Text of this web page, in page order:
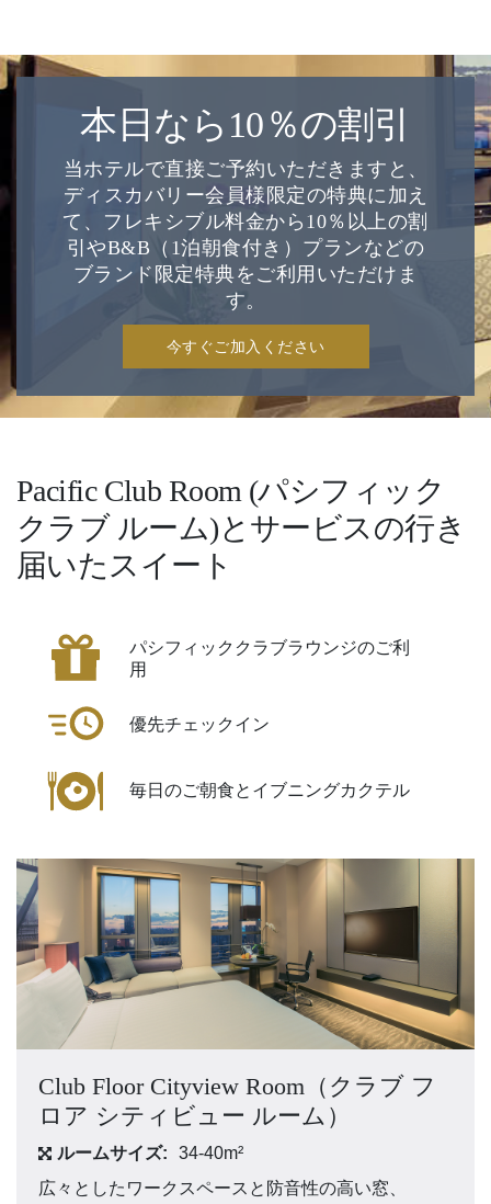
本日なら10％の割引
当ホテルで直接ご予約いただきますと、
ディスカバリー会員様限定の特典に加え
て、フレキシブル料金から10％以上の割
引やB&B（1泊朝食付き）プランなどの
ブランド限定特典をご利用いただけま
す。
今すぐご加入ください
Pacific Club Room (パシフィック
クラブ ルーム)とサービスの行き
届いたスイート
パシフィッククラブラウンジのご利
用
優先チェックイン
毎日のご朝食とイブニングカクテル
Club Floor Cityview Room（クラブ フ
ロア シティビュー ルーム）
ルームサイズ:
34-40m²
広々としたワークスペースと防音性の高い窓、